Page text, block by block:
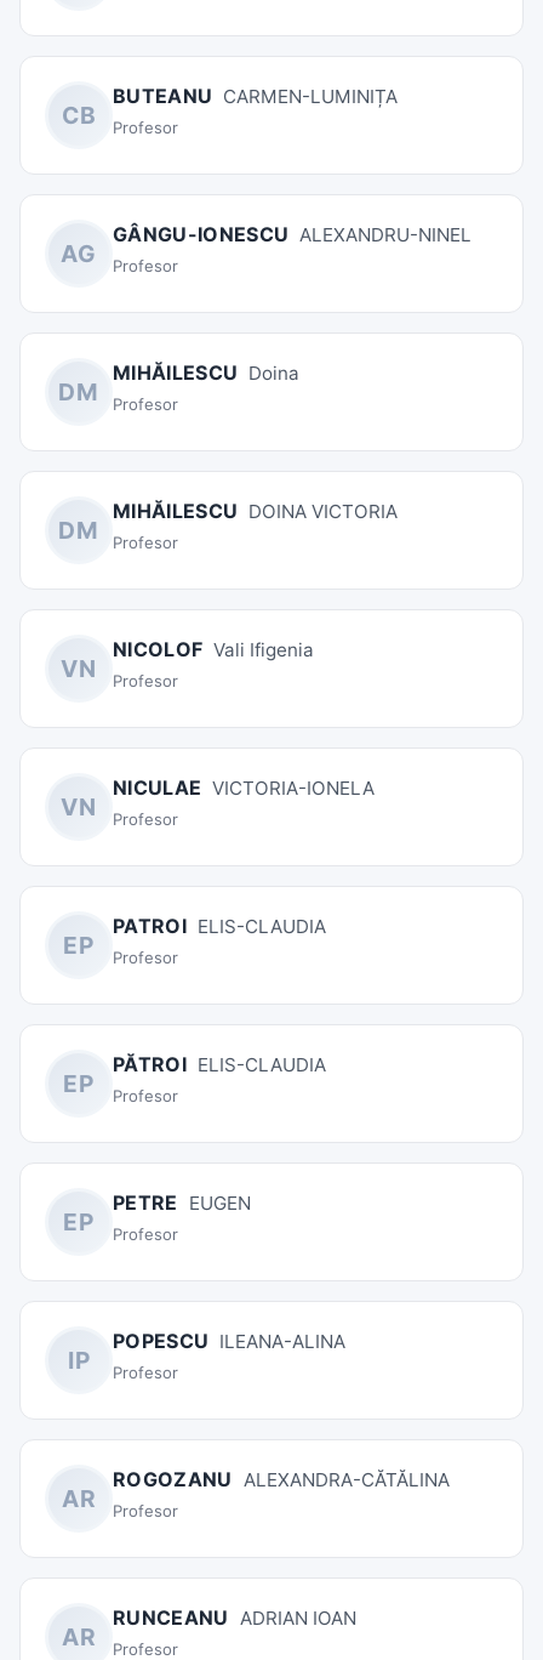
CB
BUTEANU CARMEN-LUMINIȚA
Profesor
AG
GÂNGU-IONESCU ALEXANDRU-NINEL
Profesor
DM
MIHĂILESCU Doina
Profesor
DM
MIHĂILESCU DOINA VICTORIA
Profesor
VN
NICOLOF Vali Ifigenia
Profesor
VN
NICULAE VICTORIA-IONELA
Profesor
EP
PATROI ELIS-CLAUDIA
Profesor
EP
PĂTROI ELIS-CLAUDIA
Profesor
EP
PETRE EUGEN
Profesor
IP
POPESCU ILEANA-ALINA
Profesor
AR
ROGOZANU ALEXANDRA-CĂTĂLINA
Profesor
AR
RUNCEANU ADRIAN IOAN
Profesor